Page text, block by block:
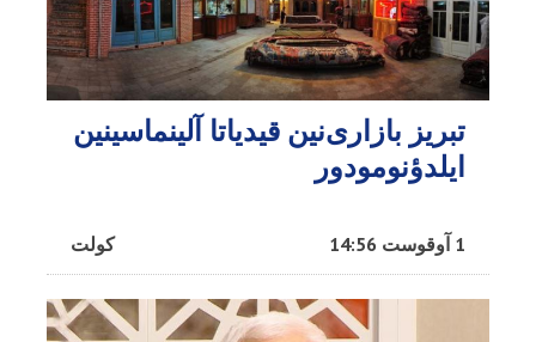
تبریز بازاری‌نین قیدیاتا آلینماسینین
ایلدؤنومودور
کولت 1 آوقوست 14:56